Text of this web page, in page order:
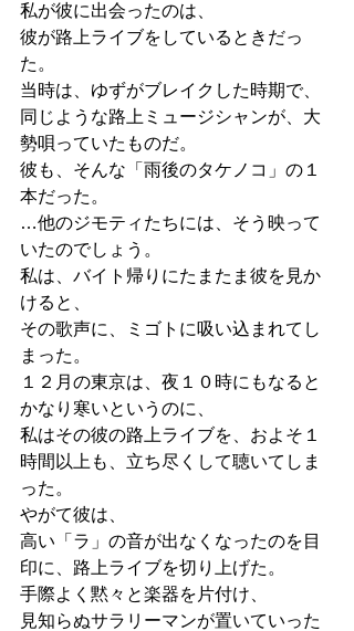
私が彼に出会ったのは、
彼が路上ライブをしているときだっ
た。
当時は、ゆずがブレイクした時期で、
同じような路上ミュージシャンが、大
勢唄っていたものだ。
彼も、そんな「雨後のタケノコ」の１
本だった。
…他のジモティたちには、そう映って
いたのでしょう。
私は、バイト帰りにたまたま彼を見か
けると、
その歌声に、ミゴトに吸い込まれてし
まった。
１２月の東京は、夜１０時にもなると
かなり寒いというのに、
私はその彼の路上ライブを、およそ１
時間以上も、立ち尽くして聴いてしま
った。
やがて彼は、
高い「ラ」の音が出なくなったのを目
印に、路上ライブを切り上げた。
手際よく黙々と楽器を片付け、
見知らぬサラリーマンが置いていった